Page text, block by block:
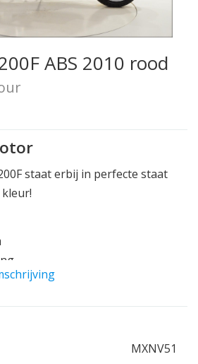
ABS 2010 rood
staat erbij in perfecte staat
en snelle sport tour machine
voor een heerlijk soepelMXNV51